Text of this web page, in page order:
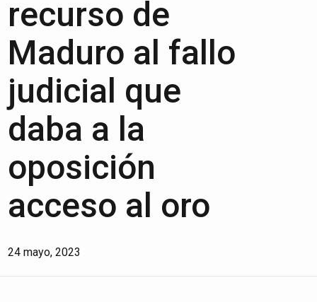
recurso de
Maduro al fallo
judicial que
daba a la
oposición
acceso al oro
24 mayo, 2023